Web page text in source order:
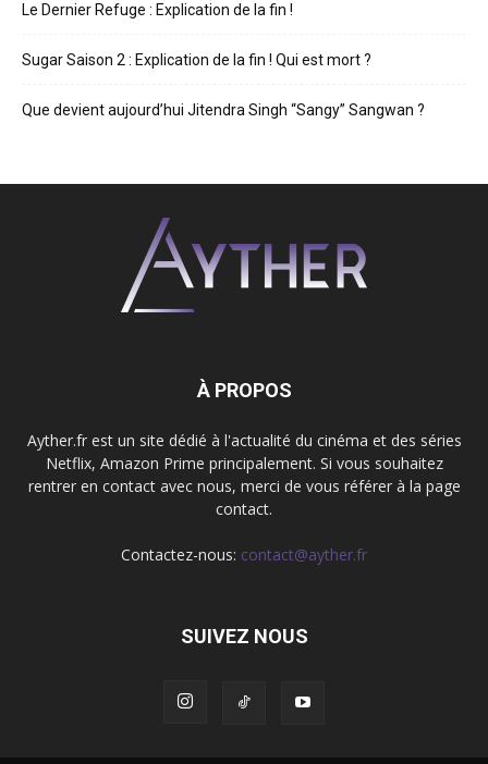
Le Dernier Refuge : Explication de la fin !
Sugar Saison 2 : Explication de la fin ! Qui est mort ?
Que devient aujourd’hui Jitendra Singh “Sangy” Sangwan ?
À PROPOS
Ayther.fr est un site dédié à l'actualité du cinéma et des séries
Netflix, Amazon Prime principalement. Si vous souhaitez
rentrer en contact avec nous, merci de vous référer à la page
contact.
Contactez-nous: contact@ayther.fr
SUIVEZ NOUS